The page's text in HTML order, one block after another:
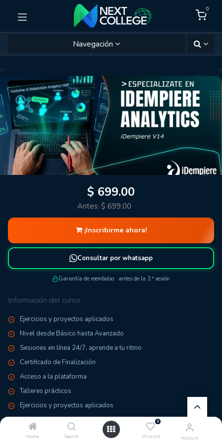
Home Search
0
Wishlist Account
0
Navegación
$ 699.00
Antes: $ 699.00
¡Inscribirme ahora!
Consultar por whatsapp
Garantía de reembolso · antes de la 3.ª sesión
Información del curso
Ejercicios y proyectos aplicados
Nivel desde Básico hasta Avanzado
Sesiones en línea 24/7, aprende a tu ritmo
Certificado de Finalización
Acceso a la plataforma
Talleres prácticos
Ejercicios y proyectos aplicados
Acceso por 1 año